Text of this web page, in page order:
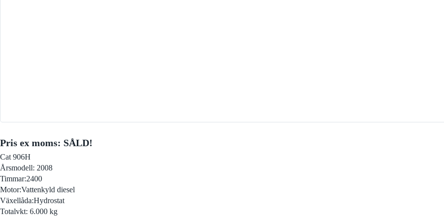
Pris ex moms: SÅLD!
Cat 906H
Årsmodell: 2008
Timmar:2400
Motor:Vattenkyld diesel
Växellåda:Hydrostat
Totalvkt: 6.000 kg